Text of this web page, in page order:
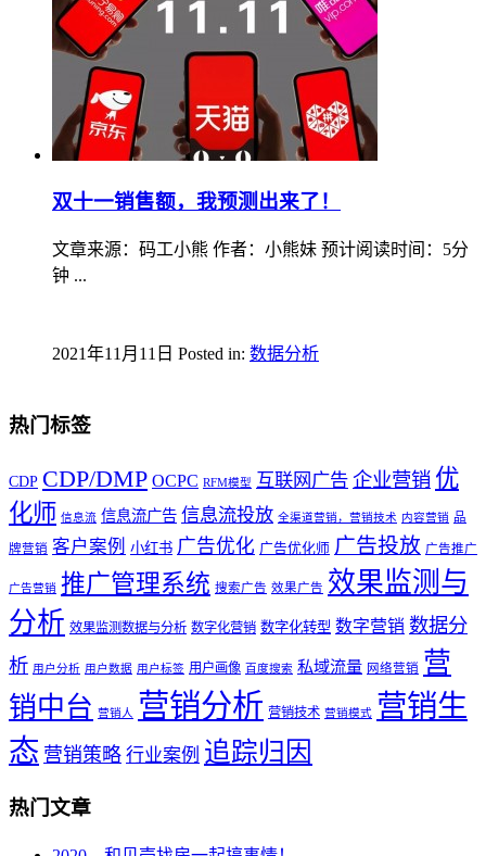
双十一销售额，我预测出来了！
文章来源：码工小熊 作者：小熊妹 预计阅读时间：5分
钟 ...
2021年11月11日 Posted in: 数据分析
热门标签
CDP CDP/DMP OCPC RFM模型 互联网广告 企业营销 优
化师 信息流 信息流广告 信息流投放 全渠道营销，营销技术 内容营销 品
牌营销 客户案例 小红书 广告优化 广告优化师 广告投放 广告推广
广告营销 推广管理系统 搜索广告 效果广告 效果监测与
分析 效果监测数据与分析 数字化营销 数字化转型 数字营销 数据分
析 用户分析 用户数据 用户标签 用户画像 百度搜索 私域流量 网络营销 营
销中台 营销人 营销分析 营销技术 营销模式 营销生
态 营销策略 行业案例 追踪归因
热门文章